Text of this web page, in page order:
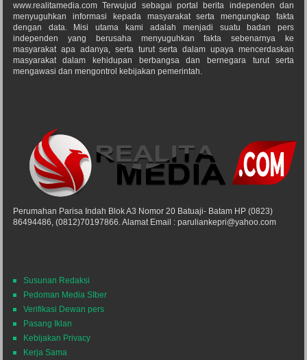
www.realitamedia.com Terwujud sebagai portal berita independen dan
menyuguhkan informasi kepada masyarakat serta mengungkap fakta
dengan data. Misi utama kami adalah menjadi suatu badan pers
independen yang berusaha menyuguhkan fakta sebenarnya ke
masyarakat apa adanya, serta turut serta dalam upaya mencerdaskan
masyarakat dalam kehidupan berbangsa dan bernegara turut serta
mengawasi dan mengontrol kebijakan pemerintah.
Perumahan Parisa Indah Blok A3 Nomor 20 Batuaji- Batam HP (0823)
86494486, (0812)70197866. Alamat Email : paruliankepri@yahoo.com
Susunan Redaksi
Pedoman Media SIber
Verifikasi Dewan pers
Pasang Iklan
Kebijakan Privacy
Kerja Sama